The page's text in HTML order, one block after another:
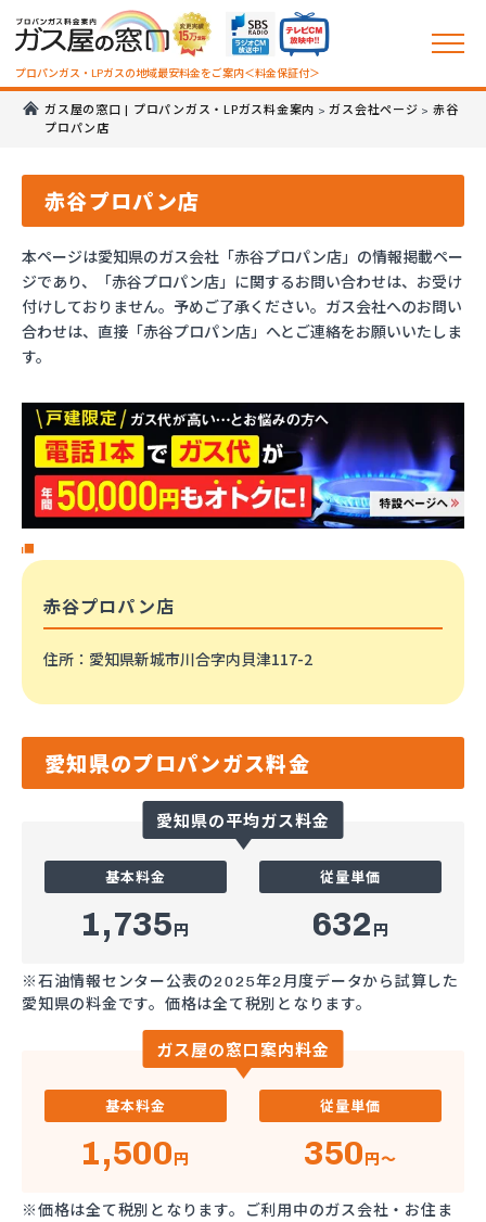
プロパンガス・LPガスの地域最安料金をご案内＜料金保証付＞
ガス屋の窓口 | プロパンガス・LPガス料金案内 >ガス会社ページ > 赤谷
プロパン店
赤谷プロパン店
本ページは愛知県のガス会社「赤谷プロパン店」の情報掲載ペー
ジであり、「赤谷プロパン店」に関するお問い合わせは、お受け
付けしておりません。予めご了承ください。ガス会社へのお問い
合わせは、直接「赤谷プロパン店」へとご連絡をお願いいたしま
す。
赤谷プロパン店
住所 ：愛知県新城市川合字内貝津117-2
愛知県のプロパンガス料金
愛知県の平均ガス料金
基本料金
1,735円
従量単価
632 円
※石油情報センター公表の2025年2月度データから試算した
愛知県の料金です。価格は全て税別となります。
ガス屋の窓口案内料金
基本料金
1,500円
従量単価
350円～
※価格は全て税別となります。ご利用中のガス会社・お住ま